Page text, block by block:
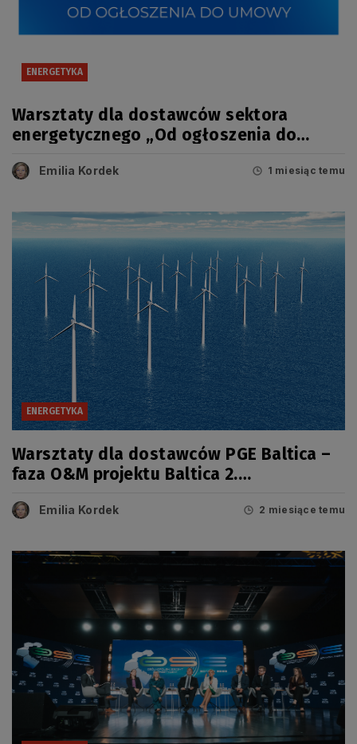
ENERGETYKA
Warsztaty dla dostawców sektora
energetycznego „Od ogłoszenia do
Emilia Kordek 1 miesiąc temu
ENERGETYKA
Warsztaty dla dostawców PGE Baltica –
faza O&M projektu Baltica 2.
Emilia Kordek 2 miesiące temu